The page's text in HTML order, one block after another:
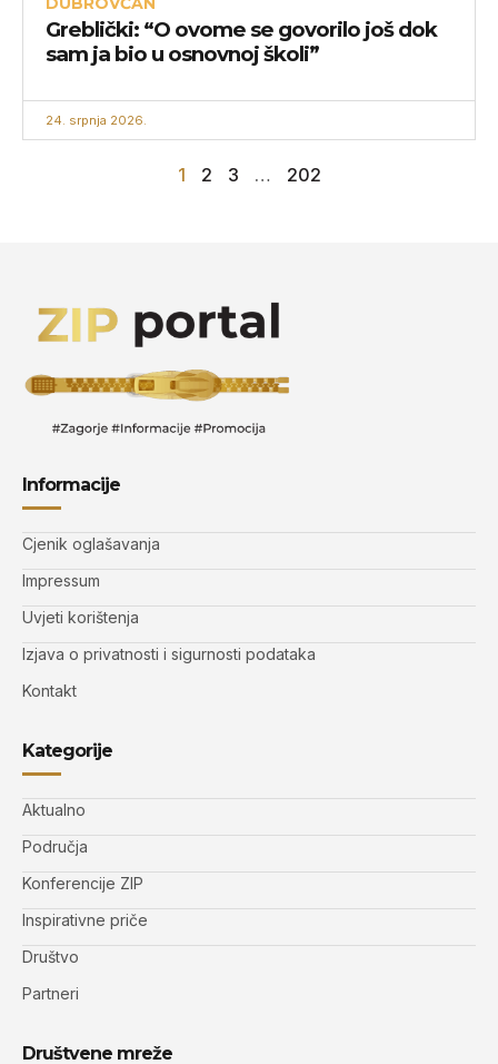
Greblički: “O ovome se govorilo još dok
sam ja bio u osnovnoj školi”
24. srpnja 2026.
1 2 3 … 202
Informacije
Cjenik oglašavanja
Impressum
Uvjeti korištenja
Izjava o privatnosti i sigurnosti podataka
Kontakt
Kategorije
Aktualno
Područja
Konferencije ZIP
Inspirativne priče
Društvo
Partneri
Društvene mreže